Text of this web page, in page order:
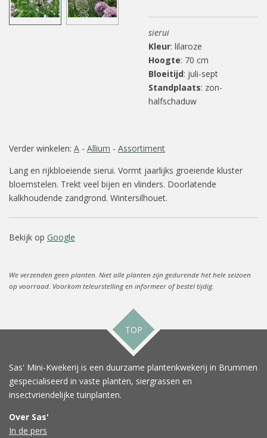
sierui
Kleur: lilaroze
Hoogte: 70 cm
Bloeitijd: juli-sept
Standplaats: zon-
halfschaduw
Verder winkelen: A - Allium - Assortiment
Lang en rijkbloeiende sierui. Vormt jaarlijks groeiende kluster
bloemstelen. Trekt veel bijen en vlinders. Doorlatende
kalkhoudende zandgrond. Wintersilhouet.
Bekijk op Google
We verzenden geen planten. Niet alle planten zijn gedurende het hele seizoen
op voorraad. Voorkom teleurstelling en informeer of bestel tijdig.
TOP
Sas' Mini-Kwekerij is een duurzame plantenkwekerij in Brummen
gespecialiseerd in vaste planten, siergrassen en
insectvriendelijke tuinplanten.
Over Sas'
In de pers